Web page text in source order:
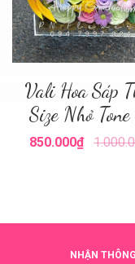
Vali Hoa Sáp
Size Nhỏ
Màu
850.000₫
NHẬN